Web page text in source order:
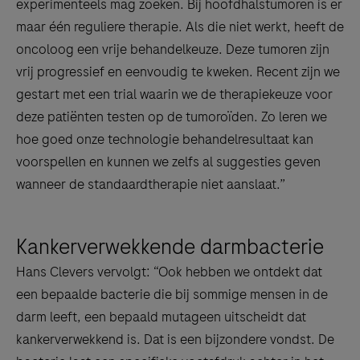
experimenteels mag zoeken. Bij hoofdhalstumoren is er
maar één reguliere therapie. Als die niet werkt, heeft de
oncoloog een vrije behandelkeuze. Deze tumoren zijn
vrij progressief en eenvoudig te kweken. Recent zijn we
gestart met een trial waarin we de therapiekeuze voor
deze patiënten testen op de tumoroïden. Zo leren we
hoe goed onze technologie behandelresultaat kan
voorspellen en kunnen we zelfs al suggesties geven
wanneer de standaardtherapie niet aanslaat.”
Kankerverwekkende darmbacterie
Hans Clevers vervolgt: “Ook hebben we ontdekt dat
een bepaalde bacterie die bij sommige mensen in de
darm leeft, een bepaald mutageen uitscheidt dat
kankerverwekkend is. Dat is een bijzondere vondst. De